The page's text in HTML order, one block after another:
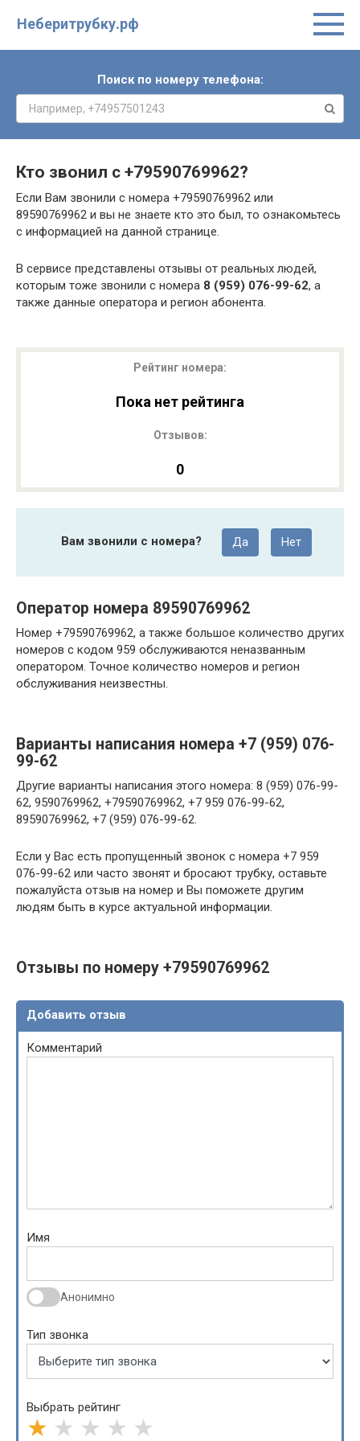
Неберитрубку.рф
Поиск по номеру телефона:
Кто звонил с +79590769962?
Если Вам звонили с номера +79590769962 или
89590769962 и вы не знаете кто это был, то ознакомьтесь
с информацией на данной странице.
В сервисе представлены отзывы от реальных людей,
которым тоже звонили с номера 8 (959) 076-99-62, а
также данные оператора и регион абонента.
Рейтинг номера:
Пока нет рейтинга
Отзывов:
0
Вам звонили с номера? Да Нет
Оператор номера 89590769962
Номер +79590769962, а также большое количество других
номеров с кодом 959 обслуживаются неназванным
оператором. Точное количество номеров и регион
обслуживания неизвестны.
Варианты написания номера +7 (959) 076-
99-62
Другие варианты написания этого номера: 8 (959) 076-99-
62, 9590769962, +79590769962, +7 959 076-99-62,
89590769962, +7 (959) 076-99-62.
Если у Вас есть пропущенный звонок с номера +7 959
076-99-62 или часто звонят и бросают трубку, оставьте
пожалуйста отзыв на номер и Вы поможете другим
людям быть в курсе актуальной информации.
Отзывы по номеру +79590769962
Добавить отзыв
Комментарий
Имя
Анонимно
Тип звонка
Выбрать рейтинг
★ ★ ★ ★ ★